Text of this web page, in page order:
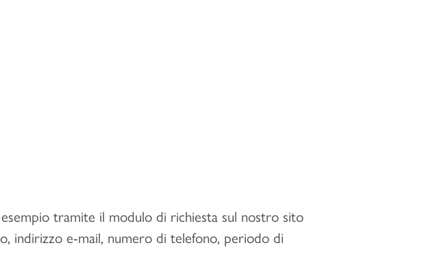
tramite il modulo di richiesta sul nostro sito
indirizzo e-mail, numero di telefono, periodo di